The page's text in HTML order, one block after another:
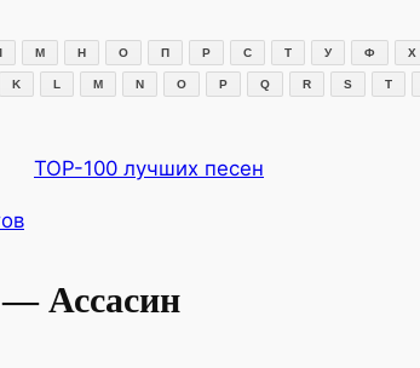
М Н О П Р С Т У Ф Х
K L M N O P Q R S T
TOP-100 лучших песен
Ассасин